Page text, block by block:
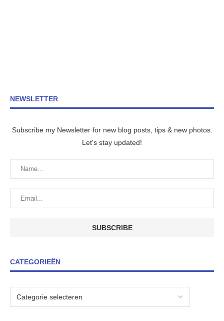
NEWSLETTER
Subscribe my Newsletter for new blog posts, tips & new photos.
Let's stay updated!
CATEGORIEËN